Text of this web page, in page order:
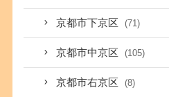
京都市下京区 (71)
京都市中京区 (105)
京都市右京区 (8)